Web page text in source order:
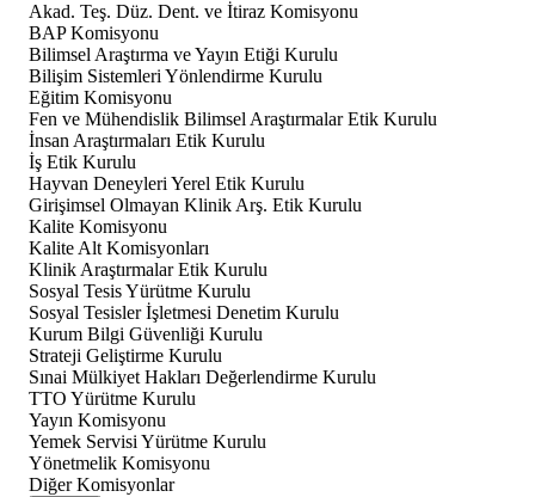
Akad. Teş. Düz. Dent. ve İtiraz Komisyonu
BAP Komisyonu
Bilimsel Araştırma ve Yayın Etiği Kurulu
Bilişim Sistemleri Yönlendirme Kurulu
Eğitim Komisyonu
Fen ve Mühendislik Bilimsel Araştırmalar Etik Kurulu
İnsan Araştırmaları Etik Kurulu
İş Etik Kurulu
Hayvan Deneyleri Yerel Etik Kurulu
Girişimsel Olmayan Klinik Arş. Etik Kurulu
Kalite Komisyonu
Kalite Alt Komisyonları
Klinik Araştırmalar Etik Kurulu
Sosyal Tesis Yürütme Kurulu
Sosyal Tesisler İşletmesi Denetim Kurulu
Kurum Bilgi Güvenliği Kurulu
Strateji Geliştirme Kurulu
Sınai Mülkiyet Hakları Değerlendirme Kurulu
TTO Yürütme Kurulu
Yayın Komisyonu
Yemek Servisi Yürütme Kurulu
Yönetmelik Komisyonu
Diğer Komisyonlar